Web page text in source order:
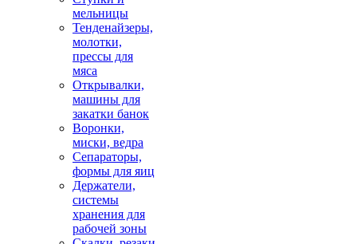
мельницы
Тенденайзеры,
молотки,
прессы для
мяса
Открывалки,
машины для
закатки банок
Воронки,
миски, ведра
Сепараторы,
формы для яиц
Держатели,
системы
хранения для
рабочей зоны